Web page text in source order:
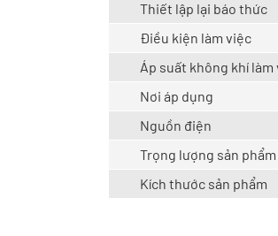
Thiết lập lại báo thức
Điều kiện làm việc
Áp suất không khí làm
Nơi áp dụng
Nguồn điện
Trọng lượng sản phẩm
Kích thước sản phẩm